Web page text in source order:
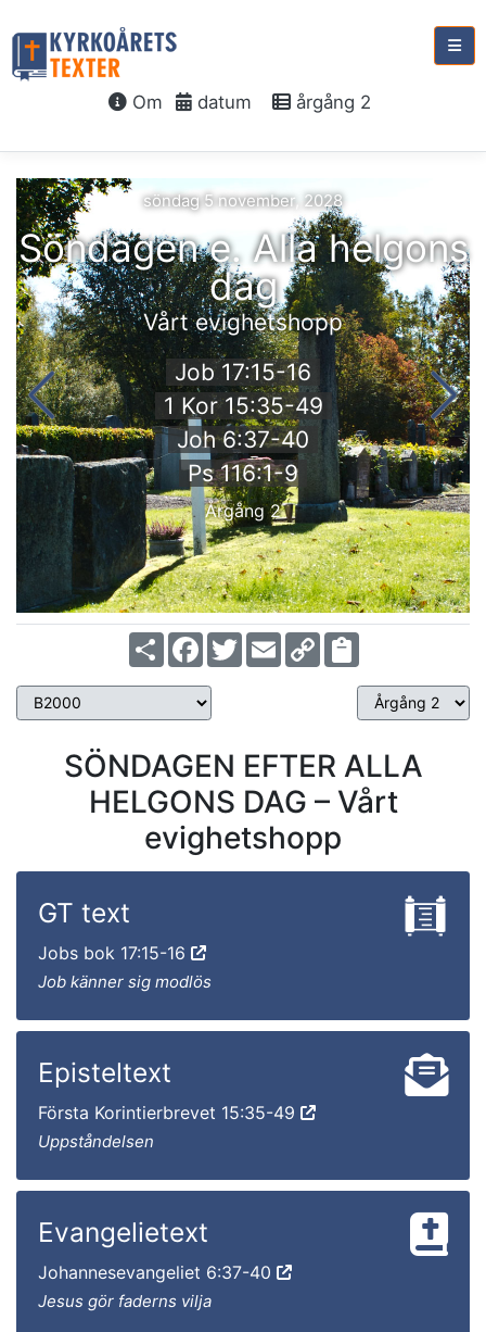
Om datum årgång 2
söndag 5 november, 2028
Söndagen e. Alla helgons
dag
Vårt evighetshopp
Job 17:15-16
1 Kor 15:35-49
Joh 6:37-40
Ps 116:1-9
Årgång 2
ShareFacebook
TwitterEmailCopy
Link
SÖNDAGEN EFTER ALLA
HELGONS DAG – Vårt
evighetshopp
GT text
Jobs bok 17:15-16
Job känner sig modlös
Episteltext
Första Korintierbrevet 15:35-49
Uppståndelsen
Evangelietext
Johannesevangeliet 6:37-40
Jesus gör faderns vilja